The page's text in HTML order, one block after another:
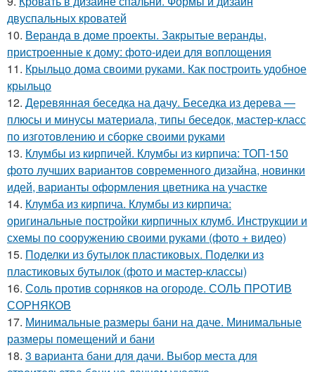
двуспальных кроватей
10. Веранда в доме проекты. Закрытые веранды,
пристроенные к дому: фото-идеи для воплощения
11. Крыльцо дома своими руками. Как построить удобное
крыльцо
12. Деревянная беседка на дачу. Беседка из дерева —
плюсы и минусы материала, типы беседок, мастер-класс
по изготовлению и сборке своими руками
13. Клумбы из кирпичей. Клумбы из кирпича: ТОП-150
фото лучших вариантов современного дизайна, новинки
идей, варианты оформления цветника на участке
14. Клумба из кирпича. Клумбы из кирпича:
оригинальные постройки кирпичных клумб. Инструкции и
схемы по сооружению своими руками (фото + видео)
15. Поделки из бутылок пластиковых. Поделки из
пластиковых бутылок (фото и мастер-классы)
16. Соль против сорняков на огороде. СОЛЬ ПРОТИВ
СОРНЯКОВ
17. Минимальные размеры бани на даче. Минимальные
размеры помещений и бани
18. 3 варианта бани для дачи. Выбор места для